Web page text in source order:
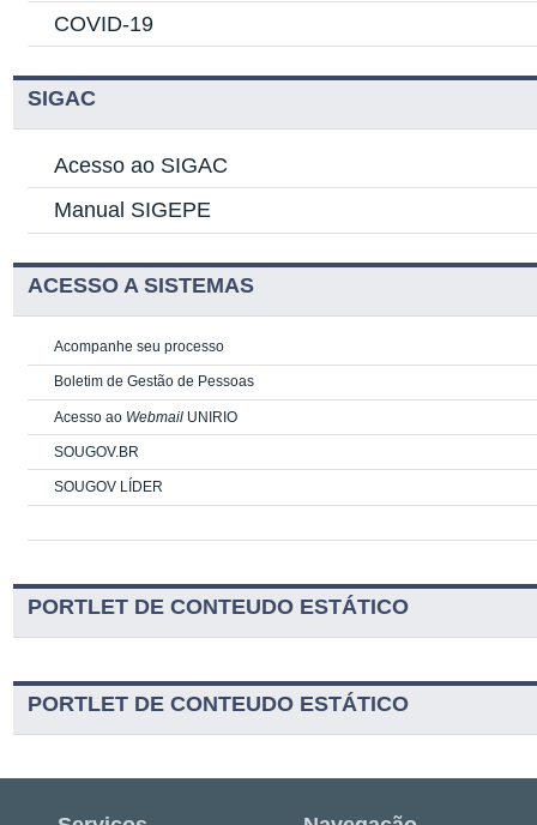
COVID-19
SIGAC
Acesso ao SIGAC
Manual SIGEPE
ACESSO A SISTEMAS
Acompanhe seu processo
Boletim de Gestão de Pessoas
Acesso ao Webmail UNIRIO
SOUGOV.BR
SOUGOV LÍDER
PORTLET DE CONTEUDO ESTÁTICO
PORTLET DE CONTEUDO ESTÁTICO